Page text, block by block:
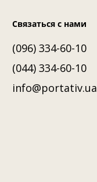
Связаться с нами
(096) 334-60-10
(044) 334-60-10
info@portativ.ua